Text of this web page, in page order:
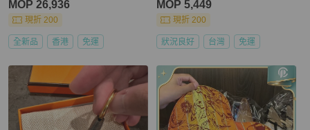
MOP 26,936
現折 200
全新品 香港 免運
MOP 5,449
現折 200
狀況良好 台灣 免運